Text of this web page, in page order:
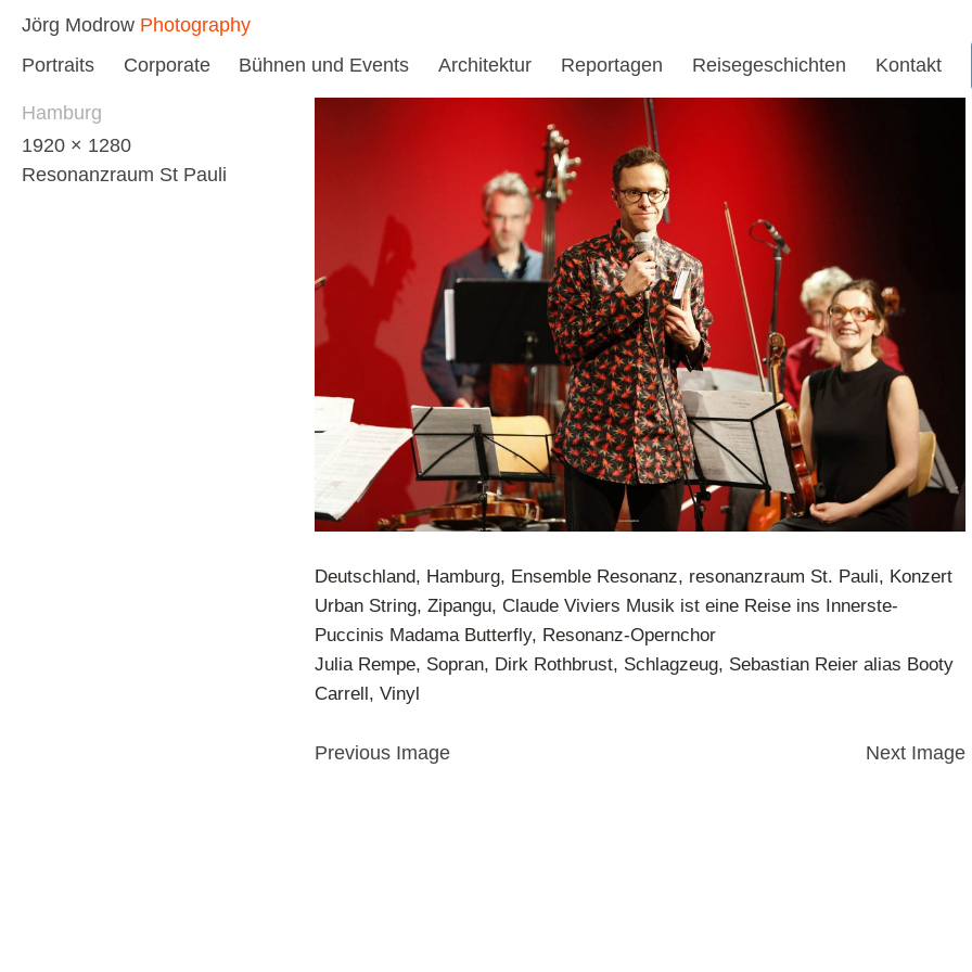
Jörg Modrow Photography
Portraits Corporate Bühnen und Events Architektur Reportagen Reisegeschichten Kontakt
Hamburg
1920 × 1280
Resonanzraum St Pauli
Deutschland, Hamburg, Ensemble Resonanz, resonanzraum St. Pauli, Konzert
Urban String, Zipangu, Claude Viviers Musik ist eine Reise ins Innerste-
Puccinis Madama Butterfly, Resonanz-Opernchor
Julia Rempe, Sopran, Dirk Rothbrust, Schlagzeug, Sebastian Reier alias Booty
Carrell, Vinyl
Previous Image Next Image